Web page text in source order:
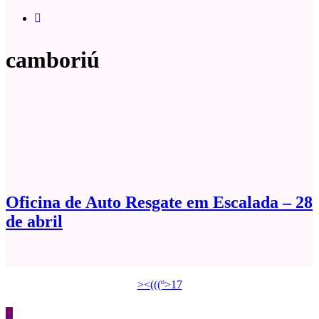
camboriú
Oficina de Auto Resgate em Escalada – 28
de abril
><(((º>17